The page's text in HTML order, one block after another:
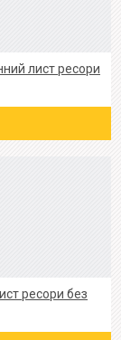
лист ресори
ресори без